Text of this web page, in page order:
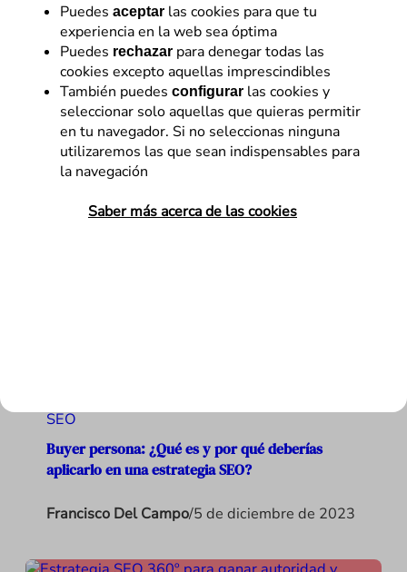
Puedes aceptar las cookies para que tu
experiencia en la web sea óptima
Puedes rechazar para denegar todas las
cookies excepto aquellas imprescindibles
También puedes configurar las cookies y
seleccionar solo aquellas que quieras permitir
en tu navegador. Si no seleccionas ninguna
utilizaremos las que sean indispensables para
la navegación
Saber más acerca de las cookies
Diseño – UX
¿Cómo aprovechar las capacidades del eye-
tracking para mejorar las experiencias digitales?
Sofía Pauls/16 de enero de 2024
SEO
Buyer persona: ¿Qué es y por qué deberías
aplicarlo en una estrategia SEO?
Francisco Del Campo/5 de diciembre de 2023